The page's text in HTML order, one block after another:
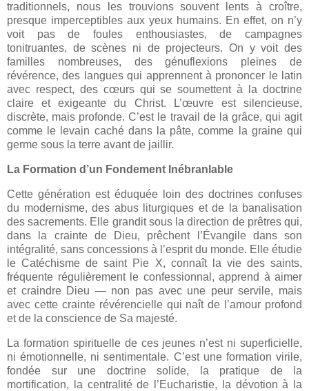
traditionnels, nous les trouvions souvent lents à croître,
presque imperceptibles aux yeux humains. En effet, on n’y
voit pas de foules enthousiastes, de campagnes
tonitruantes, de scènes ni de projecteurs. On y voit des
familles nombreuses, des génuflexions pleines de
révérence, des langues qui apprennent à prononcer le latin
avec respect, des cœurs qui se soumettent à la doctrine
claire et exigeante du Christ. L’œuvre est silencieuse,
discrète, mais profonde. C’est le travail de la grâce, qui agit
comme le levain caché dans la pâte, comme la graine qui
germe sous la terre avant de jaillir.
La Formation d’un Fondement Inébranlable
Cette génération est éduquée loin des doctrines confuses
du modernisme, des abus liturgiques et de la banalisation
des sacrements. Elle grandit sous la direction de prêtres qui,
dans la crainte de Dieu, prêchent l’Évangile dans son
intégralité, sans concessions à l’esprit du monde. Elle étudie
le Catéchisme de saint Pie X, connaît la vie des saints,
fréquente régulièrement le confessionnal, apprend à aimer
et craindre Dieu — non pas avec une peur servile, mais
avec cette crainte révérencielle qui naît de l’amour profond
et de la conscience de Sa majesté.
La formation spirituelle de ces jeunes n’est ni superficielle,
ni émotionnelle, ni sentimentale. C’est une formation virile,
fondée sur une doctrine solide, la pratique de la
mortification, la centralité de l’Eucharistie, la dévotion à la